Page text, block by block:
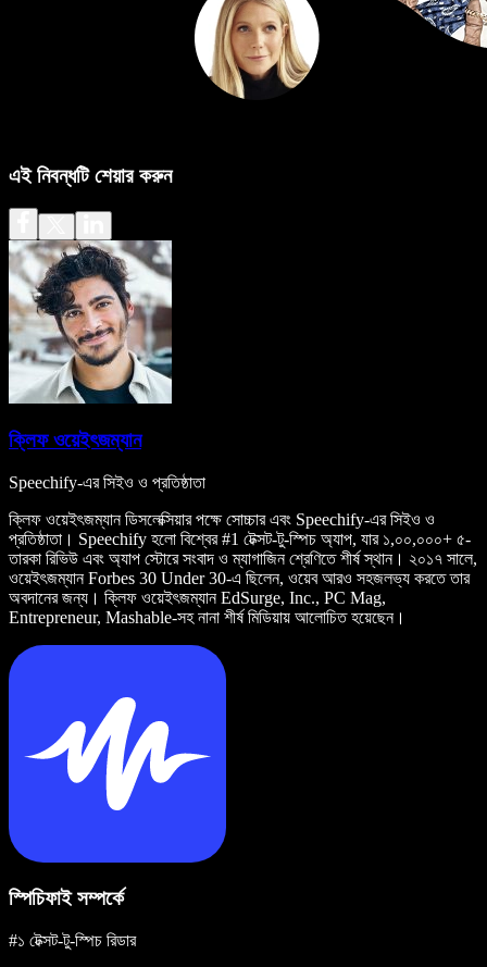
এই নিবন্ধটি শেয়ার করুন
ক্লিফ ওয়েইৎজম্যান
Speechify-এর সিইও ও প্রতিষ্ঠাতা
ক্লিফ ওয়েইৎজম্যান ডিসলেক্সিয়ার পক্ষে সোচ্চার এবং Speechify-এর সিইও ও
প্রতিষ্ঠাতা। Speechify হলো বিশ্বের #1 টেক্সট-টু-স্পিচ অ্যাপ, যার ১,০০,০০০+ ৫-
তারকা রিভিউ এবং অ্যাপ স্টোরে সংবাদ ও ম্যাগাজিন শ্রেণিতে শীর্ষ স্থান। ২০১৭ সালে,
ওয়েইৎজম্যান Forbes 30 Under 30-এ ছিলেন, ওয়েব আরও সহজলভ্য করতে তার
অবদানের জন্য। ক্লিফ ওয়েইৎজম্যান EdSurge, Inc., PC Mag,
Entrepreneur, Mashable-সহ নানা শীর্ষ মিডিয়ায় আলোচিত হয়েছেন।
স্পিচিফাই সম্পর্কে
#১ টেক্সট-টু-স্পিচ রিডার